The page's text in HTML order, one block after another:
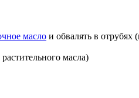
масло и обвалять в отрубях
масла)